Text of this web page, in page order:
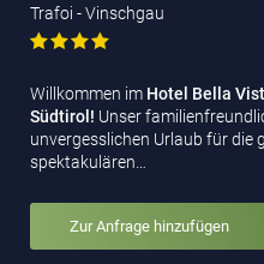
Trafoi - Vinschgau
Willkommen im Hotel Bella
Südtirol! Unser
unvergesslichen Urlaub für die
spektakulären…
Zur Anfrage hinzufügen